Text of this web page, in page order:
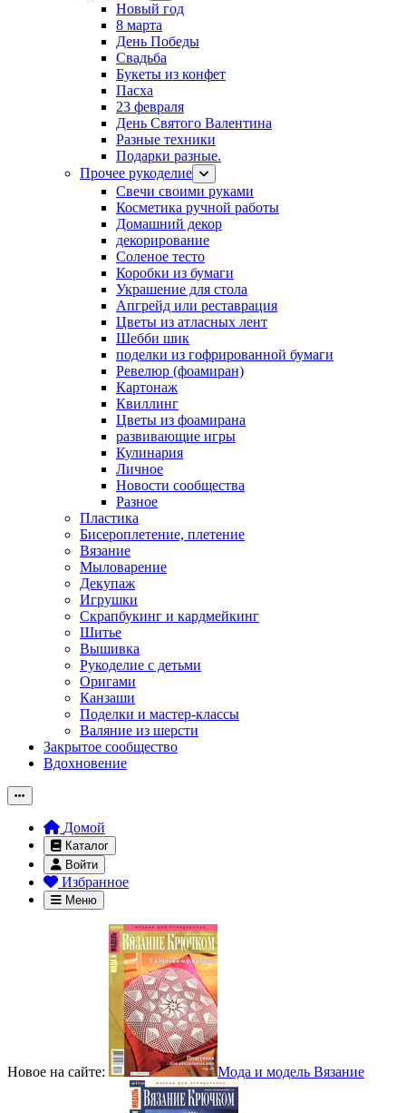
Новый год
8 марта
День Победы
Свадьба
Букеты из конфет
Пасха
23 февраля
День Святого Валентина
Разные техники
Подарки разные.
Прочее рукоделие
Свечи своими руками
Косметика ручной работы
Домашний декор
декорирование
Соленое тесто
Коробки из бумаги
Украшение для стола
Апгрейд или реставрация
Цветы из атласных лент
Шебби шик
поделки из гофрированной бумаги
Ревелюр (фоамиран)
Картонаж
Квиллинг
Цветы из фоамирана
развивающие игры
Кулинария
Личное
Новости сообщества
Разное
Пластика
Бисероплетение, плетение
Вязание
Мыловарение
Декупаж
Игрушки
Скрапбукинг и кардмейкинг
Шитье
Вышивка
Рукоделие с детьми
Оригами
Канзаши
Поделки и мастер-классы
Валяние из шерсти
Закрытое сообщество
Вдохновение
Домой
Каталог
Войти
Избранное
Меню
Новое на сайте: Мода и модель Вязание